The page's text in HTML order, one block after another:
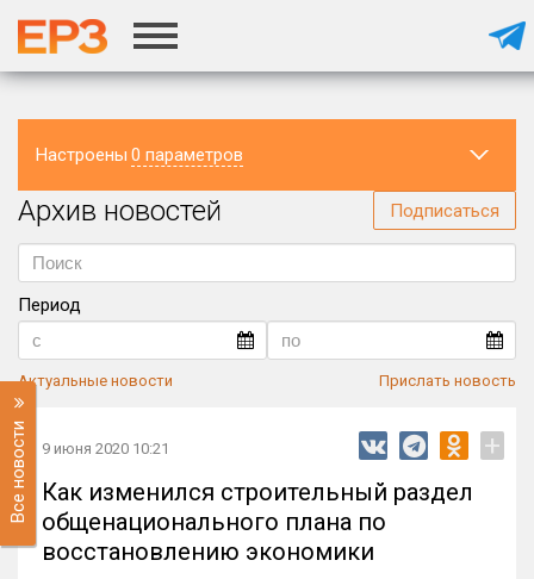
Настроены 0 параметров
Регион
Архив новостей Подписаться
Период
Актуальные новости Прислать новость
Все новости 9 июня 2020 10:21 +
Как изменился строительный раздел
общенационального плана по
восстановлению экономики